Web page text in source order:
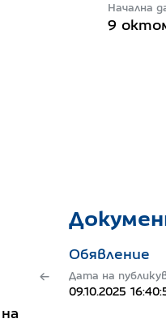
Начална
9
Обявление
Дата на
09.10.2025